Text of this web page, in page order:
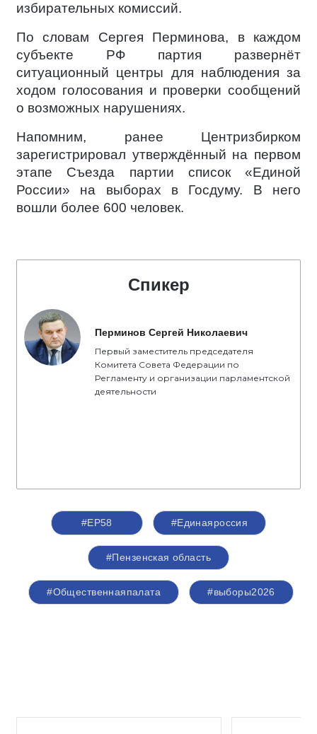
избирательных комиссий.
По словам Сергея Перминова, в каждом
субъекте РФ партия развернёт
ситуационный центры для наблюдения за
ходом голосования и проверки сообщений
о возможных нарушениях.
Напомним, ранее Центризбирком
зарегистрировал утверждённый на первом
этапе Съезда партии список «Единой
России» на выборах в Госдуму. В него
вошли более 600 человек.
Спикер
Перминов Сергей Николаевич
Первый заместитель председателя
Комитета Совета Федерации по
Регламенту и организации парламентской
деятельности
#ЕР58 #Единаяроссия
#Пензенская область
#Общественнаяпалата #выборы2026